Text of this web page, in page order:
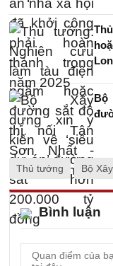
Bộ
Thủ tướng Bộ
Bình luận